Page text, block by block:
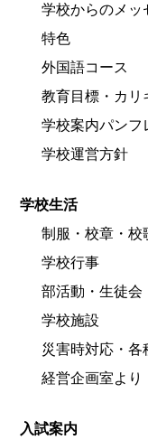
学校からのメッ
特色
外国語コース
教育目標・カリ
学校案内パンフ
学校運営方針
学校生活
制服・校章・校
学校行事
部活動・生徒会
学校施設
災害時対応・各
経営企画室より
入試案内